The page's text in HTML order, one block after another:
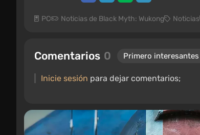
PC Noticias de Black Myth: Wukong Noticias
Comentarios 0
Inicie sesión para dejar comentarios;